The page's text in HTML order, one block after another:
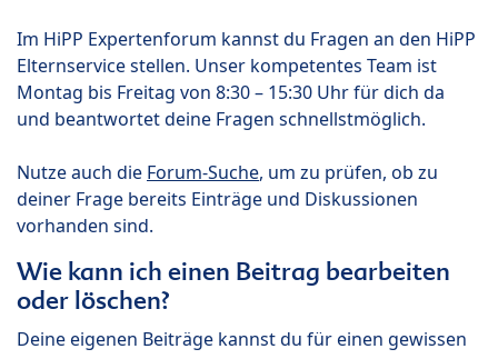
Im HiPP Expertenforum kannst du Fragen an den HiPP
Elternservice stellen. Unser kompetentes Team ist
Montag bis Freitag von 8:30 – 15:30 Uhr für dich da
und beantwortet deine Fragen schnellstmöglich.
Nutze auch die Forum-Suche, um zu prüfen, ob zu
deiner Frage bereits Einträge und Diskussionen
vorhanden sind.
Wie kann ich einen Beitrag bearbeiten
oder löschen?
Deine eigenen Beiträge kannst du für einen gewissen